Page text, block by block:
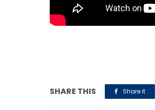
SHARE THIS Share it